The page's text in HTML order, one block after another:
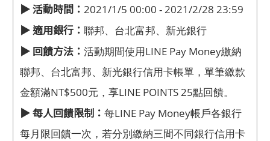
▶ 活動時間： 2021/1/5 00:00 - 2021/2/28 23:59
▶ 適用銀行： 聯邦、台北富邦、新光銀行
▶ 回饋方法： 活動期間使用LINE Pay Money繳納
聯邦、台北富邦、新光銀行信用卡帳單，單筆繳款
金額滿NT$500元，享LINE POINTS 25點回饋。
▶ 每人回饋限制： 每LINE Pay Money帳戶各銀行
每月限回饋一次，若分別繳納三間不同銀行信用卡